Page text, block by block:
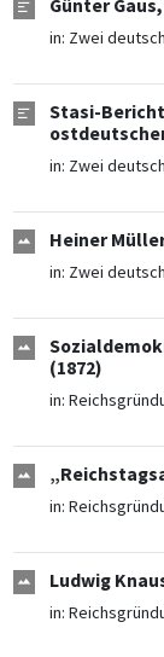
Günter
in: Zwei
Stasi-
in: Zwei
Heiner
in: Zwei
(1872)
in:
in:
Ludwig
in: